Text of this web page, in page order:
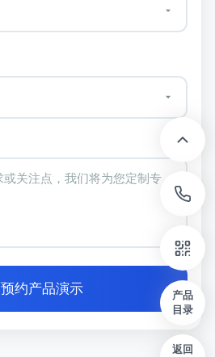
预约产品演示
产品
目录
返回